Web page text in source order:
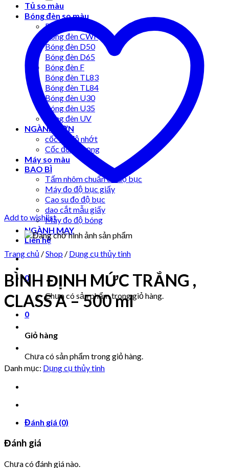
Tủ so màu
Bóng đèn so màu
Bóng đèn A
Bóng đèn CWF
Bóng đèn D50
Bóng đèn D65
Bóng đèn F
Bóng đèn TL83
Bóng đèn TL84
Bóng đèn U30
Bóng đèn U35
Bóng đèn UV
NGÀNH SƠN
cốc đo độ nhớt
Cốc đo tỷ trọng
Máy so màu
BAO BÌ
Tấm nhôm chuẩn đo độ bục
Máy đo độ bục giấy
Cao su đo độ bục
dao cắt mẫu giấy
Máy đo độ bóng
NGÀNH MAY
Liên hệ
0
Chưa có sản phẩm trong giỏ hàng.
0
Giỏ hàng
Chưa có sản phẩm trong giỏ hàng.
Add to wishlist
Trang chủ /Shop / Dụng cụ thủy tinh
BÌNH ĐỊNH MỨC TRẮNG ,
CLASS A – 500 ml
Danh mục: Dụng cụ thủy tinh
Đánh giá (0)
Đánh giá
Chưa có đánh giá nào.